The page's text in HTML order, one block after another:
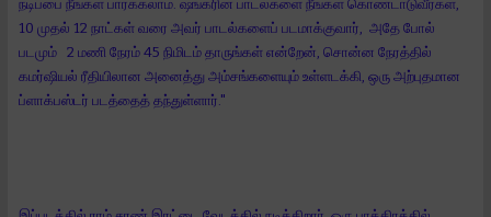
நடிப்பை நீங்கள் பார்க்கலாம். ஷங்கரின் பாடல்களை நீங்கள் கொண்டாடுவீர்கள்,
10 முதல் 12 நாட்கள் வரை அவர் பாடல்களைப் படமாக்குவார், அதே போல்
படமும் 2 மணி நேரம் 45 நிமிடம் தாருங்கள் என்றேன், சொன்ன நேரத்தில்
கமர்ஷியல் ரீதியிலான அனைத்து அம்சங்களையும் உள்ளடக்கி, ஒரு அற்புதமான
ப்ளாக்பஸ்டர் படத்தைத் தந்துள்ளார்."